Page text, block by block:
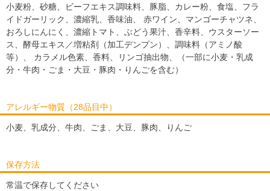
小麦粉、砂糖、ビーフエキス調味料、豚脂、カレー粉、食塩、フラ
イドガーリック、濃縮乳、香味油、 赤ワイン、マンゴーチャツネ、
おろしにんにく、濃縮トマト、ぶどう果汁、香辛料、ウスターソー
ス、酵母エキス／増粘剤（加工デンプン）、調味料（アミノ酸
等）、 カラメル色素、香料、リンゴ抽出物、（一部に小麦・乳成
分・牛肉・ごま・大豆・豚肉・りんごを含む）
アレルギー物質（28品目中）
小麦、乳成分、牛肉、ごま、大豆、豚肉、りんご
保存方法
常温で保存してください